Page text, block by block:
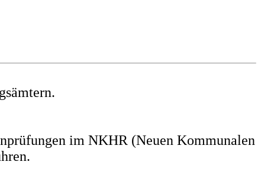
im NKHR (Neuen Kommunalen